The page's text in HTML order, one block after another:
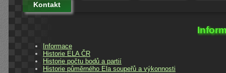
Kontakt
Informace
Historie ELA ČR
Historie počtu bodů a partií
Historie půměrného Ela soupeřů a výkonnosti